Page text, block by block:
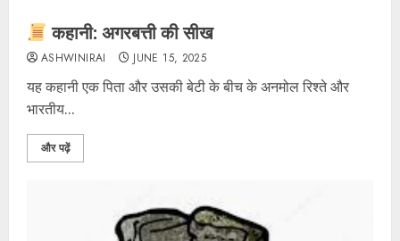
कहानी: अगरबत्ती की सीख
ASHWINIRAI JUNE 15, 2025
​यह कहानी एक पिता और उसकी बेटी के बीच के अनमोल रिश्ते और
भारतीय...
और पढ़ें